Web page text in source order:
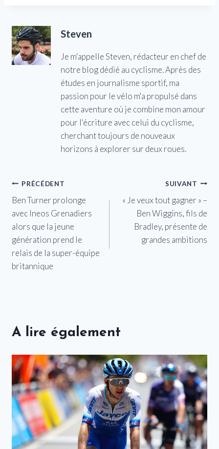
Steven
Je m'appelle Steven, rédacteur en chef de
notre blog dédié au cyclisme. Après des
études en journalisme sportif, ma
passion pour le vélo m'a propulsé dans
cette aventure où je combine mon amour
pour l'écriture avec celui du cyclisme,
cherchant toujours de nouveaux
horizons à explorer sur deux roues.
Navigation
de
l’article
PRÉCÉDENT
Ben Turner prolonge
avec Ineos Grenadiers
alors que la jeune
génération prend le
relais de la super-équipe
britannique
SUIVANT
« Je veux tout gagner » –
Ben Wiggins, fils de
Bradley, présente de
grandes ambitions
A lire également